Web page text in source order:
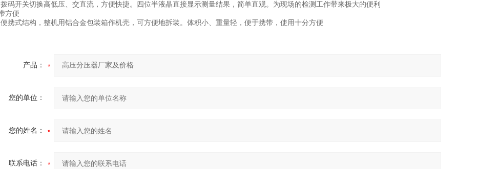
码开关切换高低压、交直流，方便快捷。四位半液晶直接显示测量结果，简单直观。为现场的检测工作带来极大的便利
方便
携式结构，整机用铝合金包装箱作机壳，可方便地拆装。体积小、重量轻，便于携带，使用十分方便
产品：
您的单位：
您的姓名：
联系电话：